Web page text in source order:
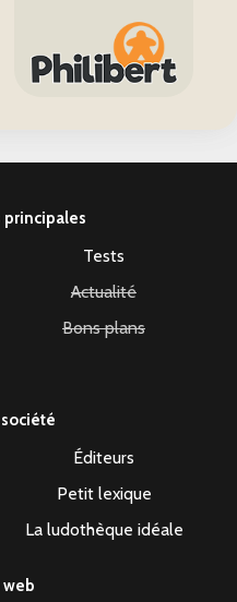
principales
Tests
Actualité
Bons plans
Éditeurs
Petit lexique
La ludothèque idéale
web